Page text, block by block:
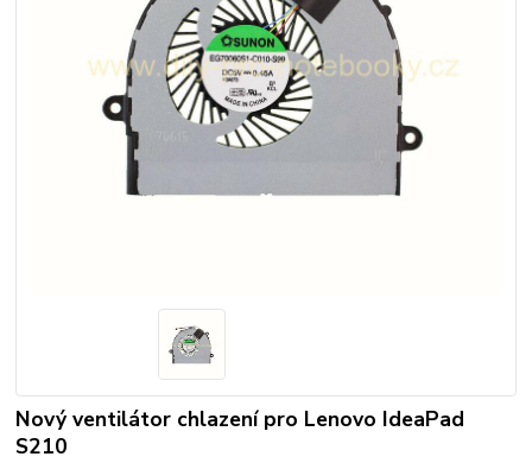
Nový ventilátor chlazení pro Lenovo IdeaPad
S210